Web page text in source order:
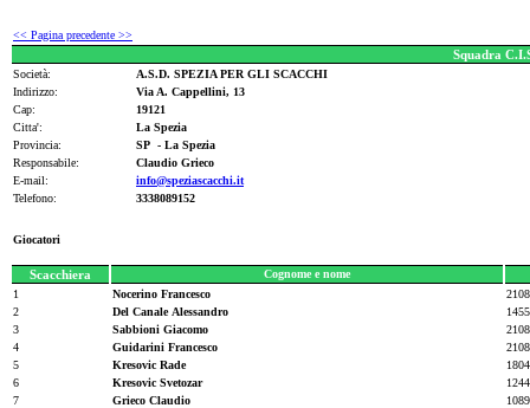
<< Pagina precedente >>
Squadra
Società:
A.S.D. SPEZIA PER GLI SCACCHI
Indirizzo:
Via A. Cappellini, 13
Cap:
19121
Citta':
La Spezia
Provincia:
SP - La Spezia
Responsabile:
Claudio Grieco
E-mail:
info@speziascacchi.it
Telefono:
3338089152
Giocatori
Scacchiera
Cognome e nome
1
Nocerino Francesco
2
Del Canale Alessandro
3
Sabbioni Giacomo
4
Guidarini Francesco
5
Kresovic Rade
6
Kresovic Svetozar
7
Grieco Claudio